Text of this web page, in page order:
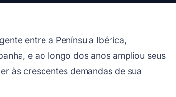
entre a Península Ibérica,
e ao longo dos anos ampliou seus
às crescentes demandas de sua